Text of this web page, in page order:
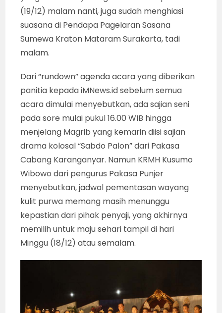
(19/12) malam nanti, juga sudah menghiasi
suasana di Pendapa Pagelaran Sasana
Sumewa Kraton Mataram Surakarta, tadi
malam.
Dari “rundown” agenda acara yang diberikan
panitia kepada iMNews.id sebelum semua
acara dimulai menyebutkan, ada sajian seni
pada sore mulai pukul 16.00 WIB hingga
menjelang Magrib yang kemarin diisi sajian
drama kolosal “Sabdo Palon” dari Pakasa
Cabang Karanganyar. Namun KRMH Kusumo
Wibowo dari pengurus Pakasa Punjer
menyebutkan, jadwal pementasan wayang
kulit purwa memang masih menunggu
kepastian dari pihak penyaji, yang akhirnya
memilih untuk maju sehari tampil di hari
Minggu (18/12) atau semalam.